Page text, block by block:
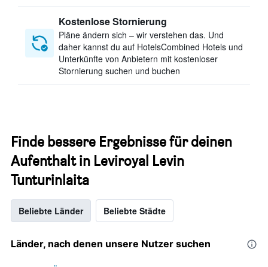
Kostenlose Stornierung
Pläne ändern sich – wir verstehen das. Und
daher kannst du auf HotelsCombined Hotels und
Unterkünfte von Anbietern mit kostenloser
Stornierung suchen und buchen
Finde bessere Ergebnisse für deinen
Aufenthalt in Leviroyal Levin
Tunturinlaita
Beliebte Länder Beliebte Städte
Länder, nach denen unsere Nutzer suchen